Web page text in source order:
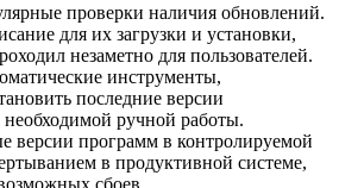
проверки наличия обновлений.
для их загрузки и установки,
незаметно для пользователей.
инструменты,
последние версии
необходимой ручной работы.
версии программ в контролируемой
в продуктивной системе,
сбоев.